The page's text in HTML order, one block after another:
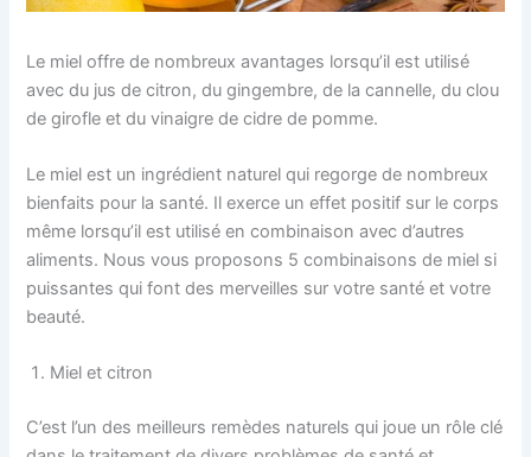
Le miel offre de nombreux avantages lorsqu’il est utilisé
avec du jus de citron, du gingembre, de la cannelle, du clou
de girofle et du vinaigre de cidre de pomme.
Le miel est un ingrédient naturel qui regorge de nombreux
bienfaits pour la santé. Il exerce un effet positif sur le corps
même lorsqu’il est utilisé en combinaison avec d’autres
aliments. Nous vous proposons 5 combinaisons de miel si
puissantes qui font des merveilles sur votre santé et votre
beauté.
Miel et citron
C’est l’un des meilleurs remèdes naturels qui joue un rôle clé